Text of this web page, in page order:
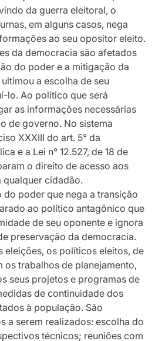
da guerra eleitoral, o
em alguns casos, nega
ao seu opositor eleito.
da democracia são afetados
do poder e a mitigação da
a escolha de seu
lo. Ao político que será
as informações necessárias
de governo. No sistema
XXXIII do art. 5° da
e a Lei n° 12.527, de 18 de
o direito de acesso aos
cidadão.
poder que nega a transição
ao político antagônico que
de seu oponente e ignora
preservação da democracia.
eleições, os políticos eleitos, de
os trabalhos de planejamento,
seus projetos e programas de
de continuidade dos
à população. São
a serem realizados: escolha do
técnicos; reuniões com